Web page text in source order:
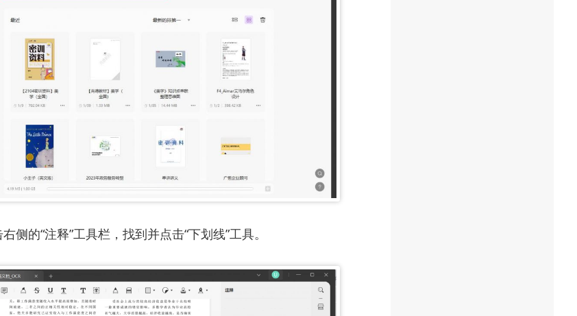
侧的“注释”工具栏，找到并点击“下划线”工具。